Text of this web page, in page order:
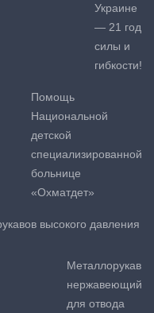
Украине
— 21 год
силы и
гибкости!
Помощь
Национальной
детской
специализированной
больнице
«Охматдет»
высокого давления
Металлорукав
нержавеющий
для отвода